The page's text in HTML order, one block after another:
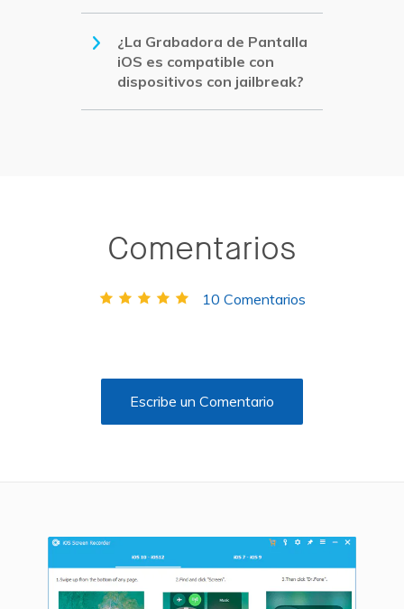
¿La Grabadora de Pantalla
iOS es compatible con
dispositivos con jailbreak?
Comentarios
10 Comentarios
Escribe un Comentario